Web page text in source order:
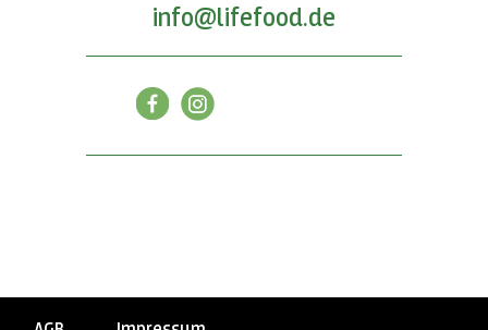
info@lifefood.de